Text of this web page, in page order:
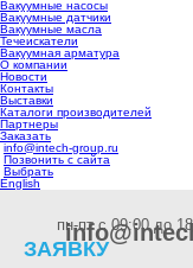
Вакуумные насосы
Вакуумные датчики
Вакуумные масла
Течеискатели
Вакуумная арматура
О компании
Новости
Контакты
Выставки
Каталоги производителей
Партнеры
Заказать
info@intech-group.ru
Позвонить с сайта
Выбрать
English
пн-пт c 09:00 до
ЗАЯВКУ